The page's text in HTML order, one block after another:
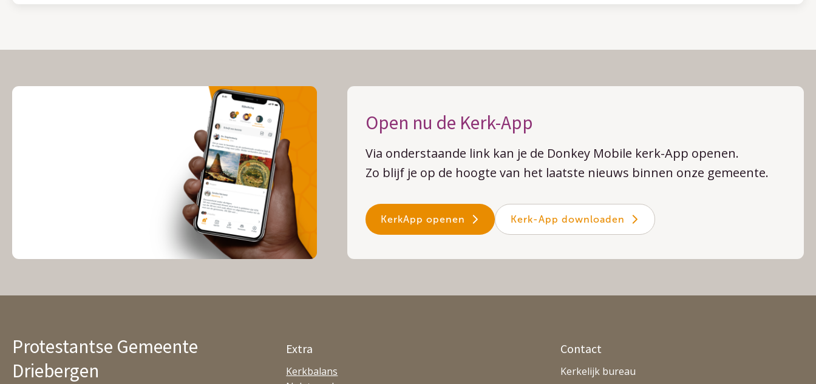
Open nu de Kerk-App
Via onderstaande link kan je de Donkey Mobile kerk-App openen.
Zo blijf je op de hoogte van het laatste nieuws binnen onze gemeente.
KerkApp openen Kerk-App downloaden
Protestantse Gemeente
Driebergen
Extra
Kerkbalans
Contact
Kerkelijk bureau